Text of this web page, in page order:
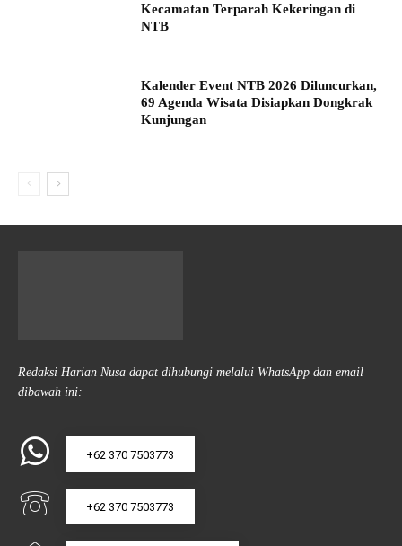
Kecamatan Terparah Kekeringan di
NTB
Kalender Event NTB 2026 Diluncurkan,
69 Agenda Wisata Disiapkan Dongkrak
Kunjungan
Redaksi Harian Nusa dapat dihubungi melalui WhatsApp dan email
dibawah ini:
+62 370 7503773
+62 370 7503773